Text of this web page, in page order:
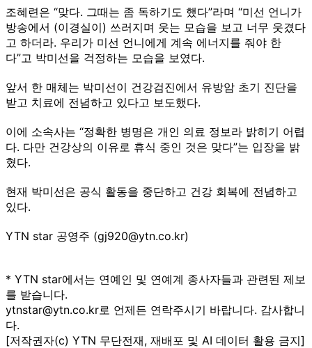
조혜련은 “맞다. 그때는 좀 독하기도 했다”라며 “미선 언니가
방송에서 (이경실이) 쓰러지며 웃는 모습을 보고 너무 웃겼다
고 하더라. 우리가 미선 언니에게 계속 에너지를 줘야 한
다”고 박미선을 걱정하는 모습을 보였다.
앞서 한 매체는 박미선이 건강검진에서 유방암 초기 진단을
받고 치료에 전념하고 있다고 보도했다.
이에 소속사는 “정확한 병명은 개인 의료 정보라 밝히기 어렵
다. 다만 건강상의 이유로 휴식 중인 것은 맞다”는 입장을 밝
혔다.
현재 박미선은 공식 활동을 중단하고 건강 회복에 전념하고
있다.
YTN star 공영주 (gj920@ytn.co.kr)
* YTN star에서는 연예인 및 연예계 종사자들과 관련된 제보
를 받습니다.
ytnstar@ytn.co.kr로 언제든 연락주시기 바랍니다. 감사합니
다.
[저작권자(c) YTN 무단전재, 재배포 및 AI 데이터 활용 금지]